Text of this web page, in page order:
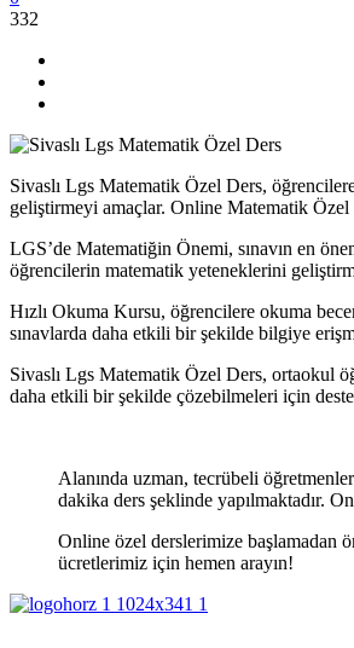
332
Sivaslı Lgs Matematik Özel Ders,
geliştirmeyi amaçlar. Online Matematik Özel
LGS’de Matematiğin Önemi, sınavın en
öğrencilerin matematik yeteneklerini
Hızlı Okuma Kursu, öğrencilere okuma
sınavlarda daha etkili bir şekilde bilgiye
Sivaslı Lgs Matematik Özel Ders, ortaokul
daha etkili bir şekilde çözebilmeleri için
Alanında uzman, tecrübeli
dakika ders şeklinde yapılmaktadır.
Online özel derslerimize başlamadan
ücretlerimiz için hemen arayın!